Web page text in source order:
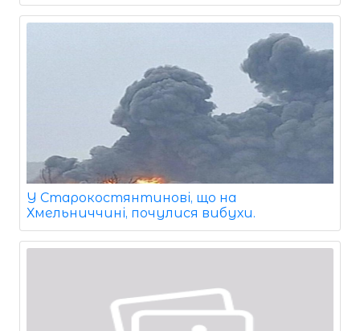
У Старокостянтинові, що на
Хмельниччині, почулися вибухи.